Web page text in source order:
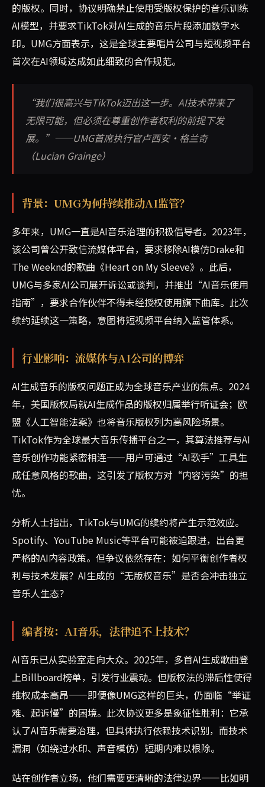
的版权。同时，协议明确禁止使用受版权保护的音乐训练
AI模型，并要求TikTok对AI生成的音乐片段添加数字水
印。UMG方面表示，这是全球主要唱片公司与短视频平台
首次在AI领域达成如此细致的合作规范。
“我们很高兴与TikTok迈出这一步。AI技术带来了
无限可能，但必须在尊重创作者权利的前提下发
展。”——UMG首席执行官卢西安·格兰奇
（Lucian Grainge）
背景：UMG为何持续推动AI监管？
多年来，UMG一直是AI音乐治理的积极倡导者。2023年，
该公司曾公开致信流媒体平台，要求移除AI模仿Drake和
The Weeknd的歌曲《Heart on My Sleeve》。此后，
UMG与多家AI公司展开诉讼或谈判，并推出“AI音乐使用
指南”，要求合作伙伴不得未经授权使用旗下曲库。此次
续约延续这一策略，意图将短视频平台纳入监管体系。
行业影响：流媒体与AI公司的博弈
AI生成音乐的版权问题正成为全球音乐产业的焦点。2024
年，美国版权局就AI生成作品的版权归属举行听证会；欧
盟《人工智能法案》也将音乐版权列为高风险场景。
TikTok作为全球最大音乐传播平台之一，其算法推荐与AI
音乐创作功能紧密相连——用户可通过“AI歌手”工具生
成任意风格的歌曲，这引发了版权方对“内容污染”的担
忧。
分析人士指出，TikTok与UMG的续约将产生示范效应。
Spotify、YouTube Music等平台可能被迫跟进，出台更
严格的AI内容政策。但争议依然存在：如何平衡创作者权
利与技术发展？AI生成的“无版权音乐”是否会冲击独立
音乐人生态？
编者按：AI音乐，法律追不上技术？
AI音乐已从实验室走向大众。2025年，多首AI生成歌曲登
上Billboard榜单，引发行业震动。但版权法的滞后性使得
维权成本高昂——即便像UMG这样的巨头，仍面临“举证
难、起诉慢”的困境。此次协议更多是象征性胜利：它承
认了AI音乐需要治理，但具体执行依赖技术识别，而技术
漏洞（如绕过水印、声音模仿）短期内难以根除。
站在创作者立场，他们需要更清晰的法律边界——比如明